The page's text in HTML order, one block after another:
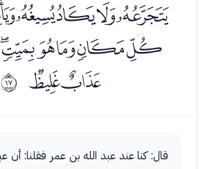
ﯡﯢ ﰐ
قال: كنا عند عبد الله بن عمر فقلنا: أن